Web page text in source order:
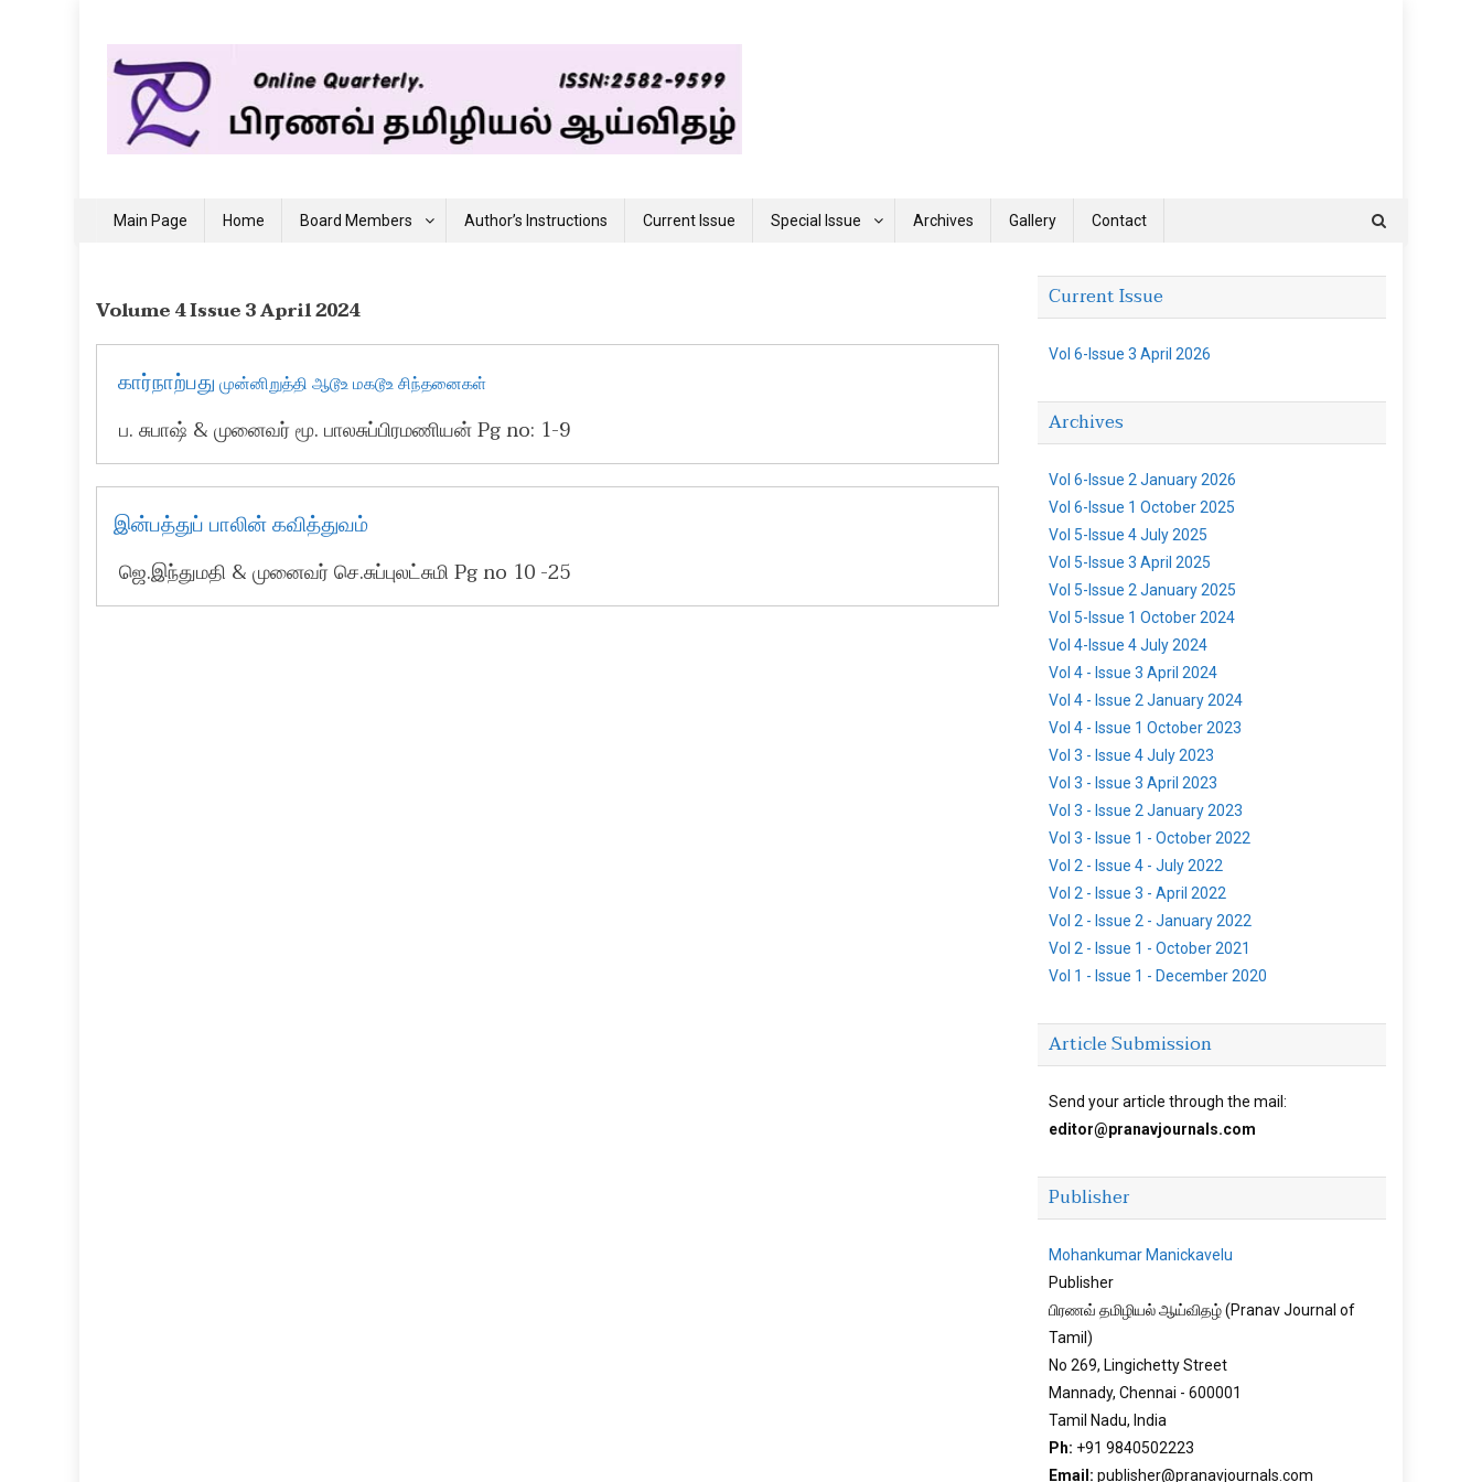
content
Main Page Home Board Members Author’s Instructions Current Issue Special Issue Archives Gallery Contact
Volume 4 Issue 3 April 2024
கார்நாற்பதுமுன்னிறுத்தி ஆடூஉ மகடூஉ சிந்தனைகள்
ப. சுபாஷ் & முனைவர் மூ. பாலசுப்பிரமணியன் Pg no: 1-9
இன்பத்துப் பாலின் கவித்துவம்
ஜெ.இந்துமதி & முனைவர் செ.சுப்புலட்சுமி Pg no 10 -25
Current Issue
Vol 6-Issue 3 April 2026
Archives
Vol 6-Issue 2 January 2026
Vol 6-Issue 1 October 2025
Vol 5-Issue 4 July 2025
Vol 5-Issue 3 April 2025
Vol 5-Issue 2 January 2025
Vol 5-Issue 1 October 2024
Vol 4-Issue 4 July 2024
Vol 4 - Issue 3 April 2024
Vol 4 - Issue 2 January 2024
Vol 4 - Issue 1 October 2023
Vol 3 - Issue 4 July 2023
Vol 3 - Issue 3 April 2023
Vol 3 - Issue 2 January 2023
Vol 3 - Issue 1 - October 2022
Vol 2 - Issue 4 - July 2022
Vol 2 - Issue 3 - April 2022
Vol 2 - Issue 2 - January 2022
Vol 2 - Issue 1 - October 2021
Vol 1 - Issue 1 - December 2020
Article Submission
Send your article through the mail:
editor@pranavjournals.com
Publisher
Mohankumar Manickavelu
Publisher
பிரணவ் தமிழியல் ஆய்விதழ் (Pranav Journal of
Tamil)
No 269, Lingichetty Street
Mannady, Chennai - 600001
Tamil Nadu, India
Ph: +91 9840502223
Email: publisher@pranavjournals.com